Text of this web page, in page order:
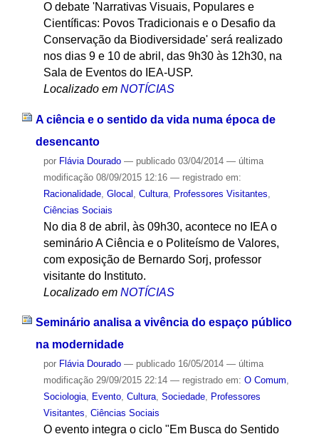
O debate 'Narrativas Visuais, Populares e
Científicas: Povos Tradicionais e o Desafio da
Conservação da Biodiversidade' será realizado
nos dias 9 e 10 de abril, das 9h30 às 12h30, na
Sala de Eventos do IEA-USP.
Localizado em NOTÍCIAS
A ciência e o sentido da vida numa época de
desencanto
por Flávia Dourado — publicado03/04/2014 — última
modificação08/09/2015 12:16 — registrado em:
Racionalidade, Glocal Cultura, Professores Visitantes
Ciências Sociais
No dia 8 de abril, às 09h30, acontece no IEA o
seminário A Ciência e o Politeísmo de Valores,
com exposição de Bernardo Sorj, professor
visitante do Instituto.
Localizado em NOTÍCIAS
Seminário analisa a vivência do espaço público
na modernidade
por Flávia Dourado — publicado16/05/2014 — última
modificação29/09/2015 22:14 — registrado em: O Comum,
Sociologia, Evento, Cultura, Sociedade, Professores
Visitantes, Ciências Sociais
O evento integra o ciclo "Em Busca do Sentido